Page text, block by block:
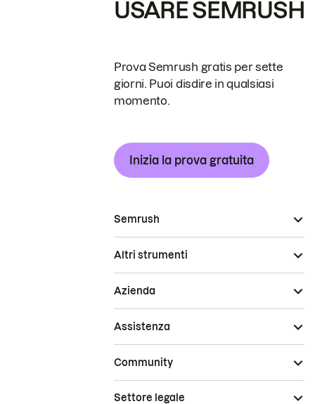
USARE SEMRUSH
Prova Semrush gratis per sette
giorni. Puoi disdire in qualsiasi
momento.
Inizia la prova gratuita
Semrush
Altri strumenti
Azienda
Assistenza
Community
Settore legale